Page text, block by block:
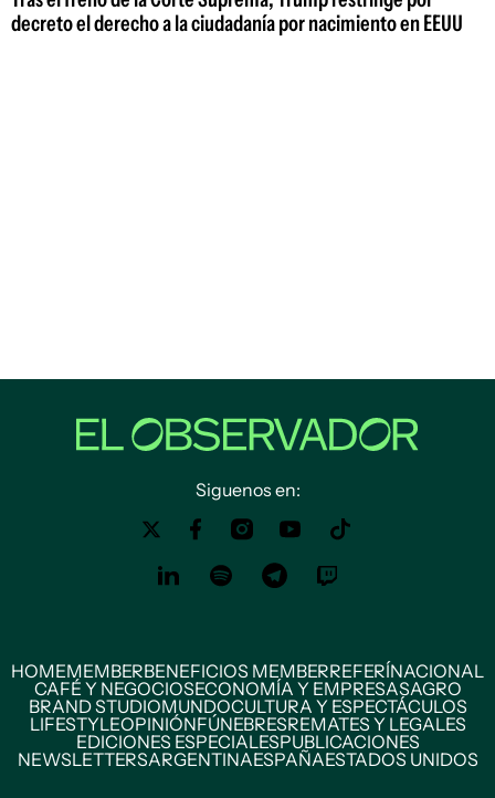
decreto el derecho a la ciudadanía por nacimiento en EEUU
Siguenos en:
HOMEMEMBERBENEFICIOS MEMBERREFERÍNACIONAL
CAFÉ Y NEGOCIOSECONOMÍA Y EMPRESASAGRO
BRAND STUDIOMUNDOCULTURA Y ESPECTÁCULOS
LIFESTYLEOPINIÓNFÚNEBRESREMATES Y LEGALES
EDICIONES ESPECIALESPUBLICACIONES
NEWSLETTERSARGENTINAESPAÑAESTADOS UNIDOS